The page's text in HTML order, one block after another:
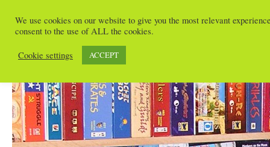
Zum
Spieletreffs in Freiburg
We use cookies on our website to give you the most relevant
consent to the use of ALL the cookies.
Cookie settings ACCEPT